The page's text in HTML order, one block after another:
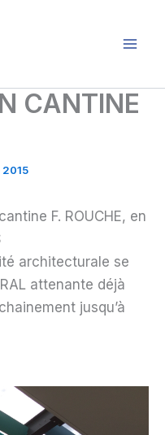
CANTINE
2015
F. ROUCHE, en
architecturale se
attenante déjà
jusqu’à